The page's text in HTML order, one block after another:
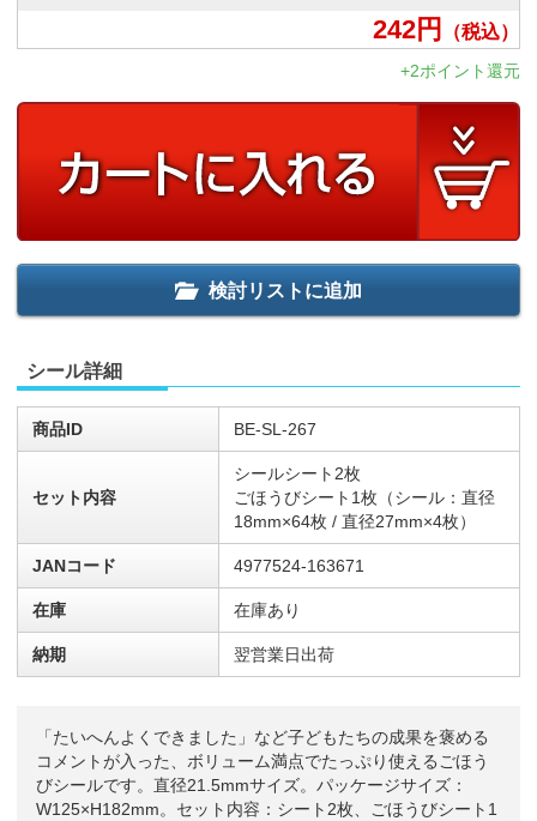
242円 （税込）
+2ポイント還元
検討リストに追加
シール詳細
商品ID BE-SL-267
セット内容
シールシート2枚
ごほうびシート1枚（シール：直径
18mm×64枚 / 直径27mm×4枚）
JANコード 4977524-163671
在庫 在庫あり
納期 翌営業日出荷
「たいへんよくできました」など子どもたちの成果を褒める
コメントが入った、ボリューム満点でたっぷり使えるごほう
びシールです。直径21.5mmサイズ。パッケージサイズ：
W125×H182mm。セット内容：シート2枚、ごほうびシート1